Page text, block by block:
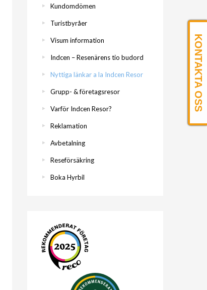
Kundomdömen
Turistbyråer
Visum information
Indcen – Resenärens tio budord
Nyttiga länkar a la Indcen Resor
Grupp- & företagsresor
Varför Indcen Resor?
Reklamation
Avbetalning
Reseförsäkring
Boka Hyrbil
KONTAKTA OSS